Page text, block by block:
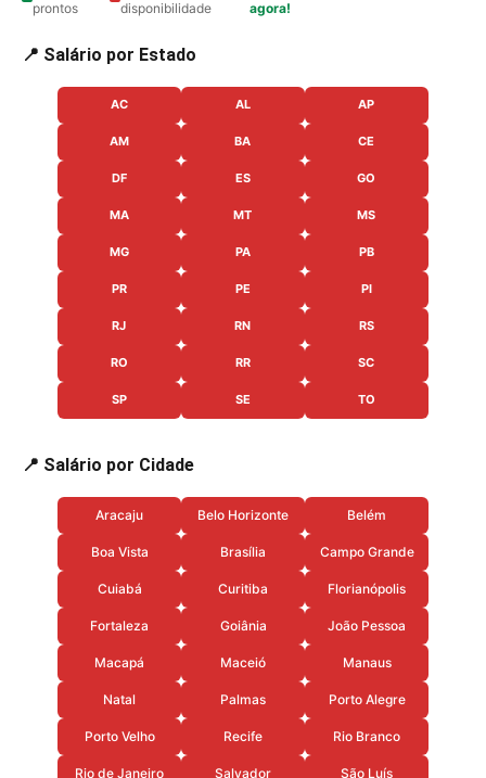
prontos
disponibilidade
agora!
📍 Salário por Estado
AC AL AP
AM BA CE
DF ES GO
MA MT MS
MG PA PB
PR PE PI
RJ RN RS
RO RR SC
SP SE TO
📍 Salário por Cidade
Aracaju Belo Horizonte Belém
Boa Vista Brasília Campo Grande
Cuiabá Curitiba Florianópolis
Fortaleza Goiânia João Pessoa
Macapá Maceió Manaus
Natal Palmas Porto Alegre
Porto Velho Recife Rio Branco
Rio de Janeiro Salvador São Luís